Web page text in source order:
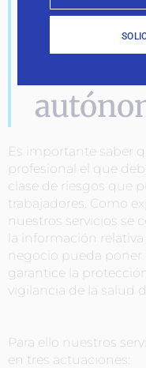
para
Es importante saber
profesional el que
clase de riesgos que
trabajadores. Como
nuestros servicios se
la información
negocio pueda
garantice la
vigilancia de la salud
Para ello nuestros
en tres actuaciones: